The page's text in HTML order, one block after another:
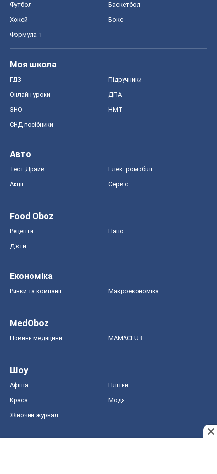
Футбол Баскетбол
Хокей Бокс
Формула-1
Моя школа
ГДЗ Підручники
Онлайн уроки ДПА
ЗНО НМТ
СНД посібники
Авто
Тест Драйв Електромобілі
Акції Сервіс
Food Oboz
Рецепти Напої
Дієти
Економіка
Ринки та компанії Макроекономіка
MedOboz
Новини медицини MAMACLUB
Шоу
Афіша Плітки
Краса Мода
Жіночий журнал